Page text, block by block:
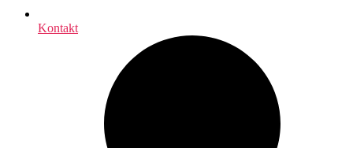
Kontakt